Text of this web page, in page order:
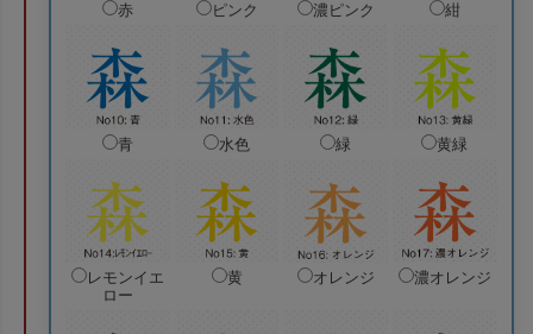
赤 ピンク 濃ピンク 紺
青 水色 緑 黄緑
レモンイエ
ロー
黄 オレンジ 濃オレンジ